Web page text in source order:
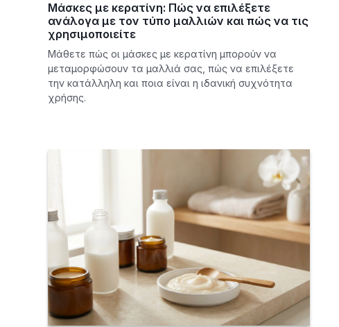
Μάσκες με κερατίνη: Πώς να επιλέξετε
ανάλογα με τον τύπο μαλλιών και πώς να τις
χρησιμοποιείτε
Μάθετε πώς οι μάσκες με κερατίνη μπορούν να
μεταμορφώσουν τα μαλλιά σας, πώς να επιλέξετε
την κατάλληλη και ποια είναι η ιδανική συχνότητα
χρήσης.